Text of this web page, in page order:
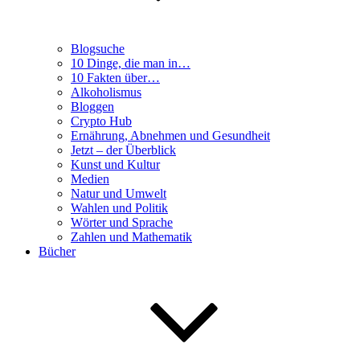
Blogsuche
10 Dinge, die man in…
10 Fakten über…
Alkoholismus
Bloggen
Crypto Hub
Ernährung, Abnehmen und Gesundheit
Jetzt – der Überblick
Kunst und Kultur
Medien
Natur und Umwelt
Wahlen und Politik
Wörter und Sprache
Zahlen und Mathematik
Bücher